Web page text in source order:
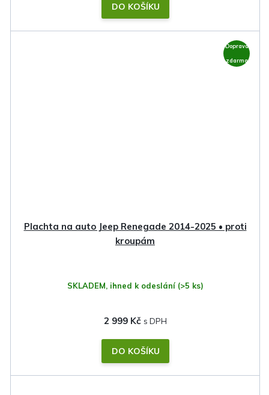
DO KOŠÍKU
Doprava
zdarma
Plachta na auto Jeep Renegade 2014-2025 • proti
kroupám
SKLADEM, ihned k odeslání (>5 ks)
2 999 Kč
DO KOŠÍKU